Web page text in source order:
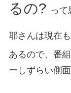
るの? って
耶さんは現在も
あるので、番
ーしずらい側